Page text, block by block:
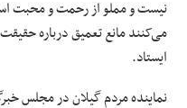
نیست و مملو از رحمت و محبت
می‌کنند مانع تعمیق درباره
ایستاد.
نماینده مردم گیلان در مجلس